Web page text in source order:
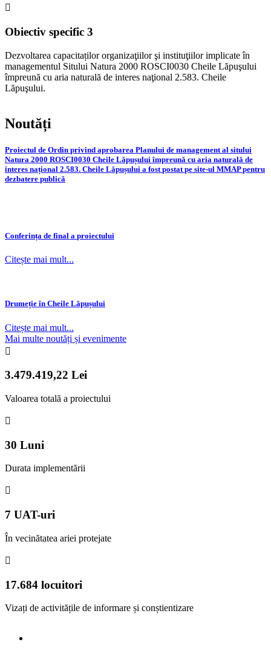
Obiectiv specific 3
Dezvoltarea capacitaților organizaţiilor şi instituţiilor implicate în
managementul Sitului Natura 2000 ROSCI0030 Cheile Lăpuşului
împreună cu aria naturală de interes naţional 2.583. Cheile
Lăpuşului.
Noutăți
Proiectul de Ordin privind aprobarea Planului de management al sitului
Natura 2000 ROSCI0030 Cheile Lăpușului împreună cu aria naturală de
interes național 2.583. Cheile Lăpușului a fost postat pe site-ul MMAP pentru
dezbatere publică
Conferința de final a proiectului
Citește mai mult...
Drumeție în Cheile Lăpușului
Citește mai mult...
Mai multe noutăți și evenimente
3.479.419,22 Lei
Valoarea totală a proiectului
30 Luni
Durata implementării
7 UAT-uri
În vecinătatea ariei protejate
17.684 locuitori
Vizați de activitățile de informare și conștientizare